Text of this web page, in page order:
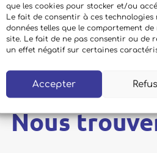
que les cookies pour stocker et/ou
Le fait de consentir à ces
données telles que le comportement
site. Le fait de ne pas consentir ou de
un effet négatif sur certaines
Accepter
Nous